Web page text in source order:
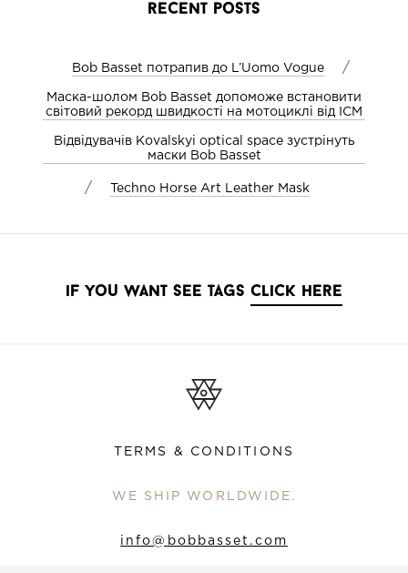
recent posts
Bob Basset потрапив до L’Uomo Vogue /
Маска-шолом Bob Basset допоможе встановити
світовий рекорд швидкості на мотоциклі від ICM
Відвідувачів Kovalskyi optical space зустрінуть
маски Bob Basset
/ Techno Horse Art Leather Mask
if you want see tags click here
TERMS & CONDITIONS
WE SHIP WORLDWIDE.
info@bobbasset.com